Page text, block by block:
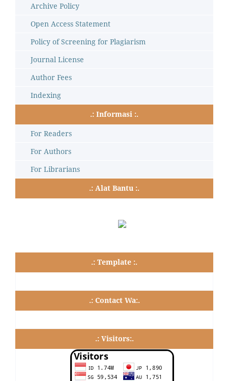
Archive Policy
Open Access Statement
Policy of Screening for Plagiarism
Journal License
Author Fees
Indexing
.: Informasi :.
For Readers
For Authors
For Librarians
.: Alat Bantu :.
.: Template :.
.: Contact Wa:.
.: Visitors:.